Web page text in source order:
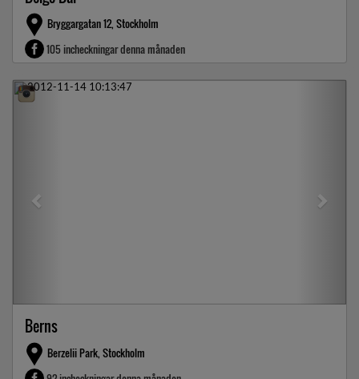
Bryggargatan 12, Stockholm
105 incheckningar denna månaden
Previous
Berns
Berzelii Park, Stockholm